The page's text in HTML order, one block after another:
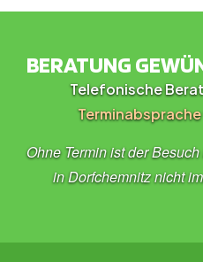
BERATUNG
Telefonische
Ohne Termin ist der
in Dorfchemnitz nicht